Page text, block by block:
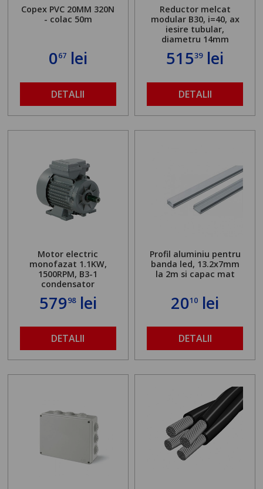
Copex PVC 20MM 320N
- colac 50m
067lei
DETALII
Reductor melcat
modular B30, i=40, ax
iesire tubular,
diametru 14mm
51539lei
DETALII
Motor electric
monofazat 1.1KW,
1500RPM, B3-1
condensator
57998lei
DETALII
Profil aluminiu pentru
banda led, 13.2x7mm
la 2m si capac mat
2010 lei
DETALII